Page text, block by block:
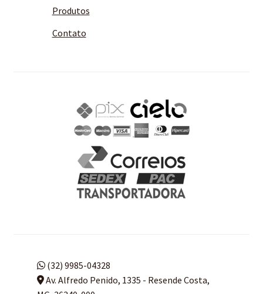
Produtos
Contato
(32) 9985-04328
Av. Alfredo Penido, 1335 - Resende Costa,